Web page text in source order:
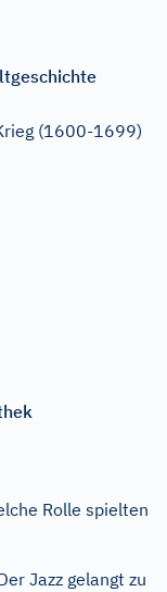
(1600-1699)
Rolle spielten
Jazz gelangt zu